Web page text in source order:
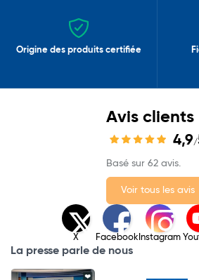
Origine des produits certifiée
Avis clients
4,9/
Basé sur 62 avis.
Voir tous les avis
X Facebook Instagram
La presse parle de nous